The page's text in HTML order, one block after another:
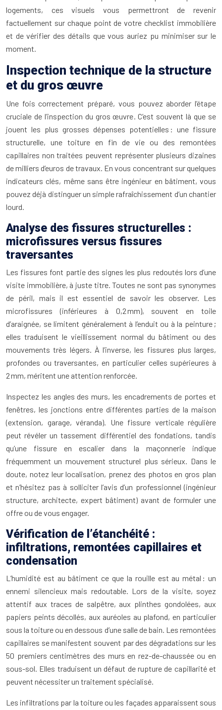
logements, ces visuels vous permettront de revenir
factuellement sur chaque point de votre checklist immobilière
et de vérifier des détails que vous auriez pu minimiser sur le
moment.
Inspection technique de la structure
et du gros œuvre
Une fois correctement préparé, vous pouvez aborder l’étape
cruciale de l’inspection du gros œuvre. C’est souvent là que se
jouent les plus grosses dépenses potentielles : une fissure
structurelle, une toiture en fin de vie ou des remontées
capillaires non traitées peuvent représenter plusieurs dizaines
de milliers d’euros de travaux. En vous concentrant sur quelques
indicateurs clés, même sans être ingénieur en bâtiment, vous
pouvez déjà distinguer un simple rafraîchissement d’un chantier
lourd.
Analyse des fissures structurelles :
microfissures versus fissures
traversantes
Les fissures font partie des signes les plus redoutés lors d’une
visite immobilière, à juste titre. Toutes ne sont pas synonymes
de péril, mais il est essentiel de savoir les observer. Les
microfissures (inférieures à 0,2 mm), souvent en toile
d’araignée, se limitent généralement à l’enduit ou à la peinture ;
elles traduisent le vieillissement normal du bâtiment ou des
mouvements très légers. À l’inverse, les fissures plus larges,
profondes ou traversantes, en particulier celles supérieures à
2 mm, méritent une attention renforcée.
Inspectez les angles des murs, les encadrements de portes et
fenêtres, les jonctions entre différentes parties de la maison
(extension, garage, véranda). Une fissure verticale régulière
peut révéler un tassement différentiel des fondations, tandis
qu’une fissure en escalier dans la maçonnerie indique
fréquemment un mouvement structurel plus sérieux. Dans le
doute, notez leur localisation, prenez des photos en gros plan
et n’hésitez pas à solliciter l’avis d’un professionnel (ingénieur
structure, architecte, expert bâtiment) avant de formuler une
offre ou de vous engager.
Vérification de l’étanchéité :
infiltrations, remontées capillaires et
condensation
L’humidité est au bâtiment ce que la rouille est au métal : un
ennemi silencieux mais redoutable. Lors de la visite, soyez
attentif aux traces de salpêtre, aux plinthes gondolées, aux
papiers peints décollés, aux auréoles au plafond, en particulier
sous la toiture ou en dessous d’une salle de bain. Les remontées
capillaires se manifestent souvent par des dégradations sur les
50 premiers centimètres des murs en rez-de-chaussée ou en
sous-sol. Elles traduisent un défaut de rupture de capillarité et
peuvent nécessiter un traitement spécialisé.
Les infiltrations par la toiture ou les façades apparaissent sous